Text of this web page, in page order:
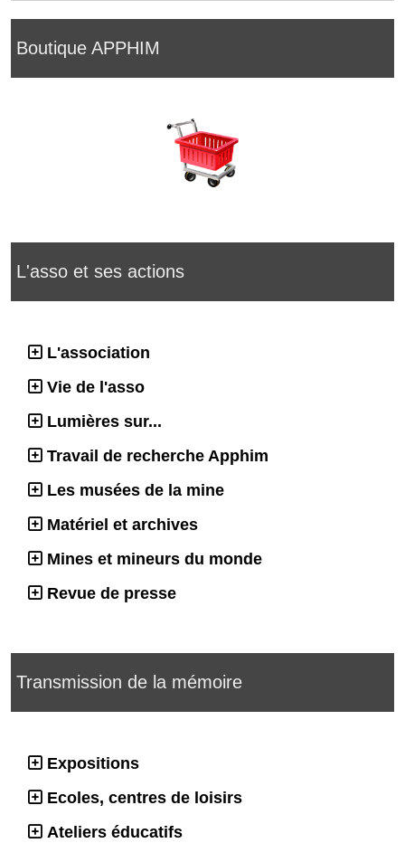
Boutique APPHIM
L'asso et ses actions
L'association
Vie de l'asso
Lumières sur...
Travail de recherche Apphim
Les musées de la mine
Matériel et archives
Mines et mineurs du monde
Revue de presse
Transmission de la mémoire
Expositions
Ecoles, centres de loisirs
Ateliers éducatifs